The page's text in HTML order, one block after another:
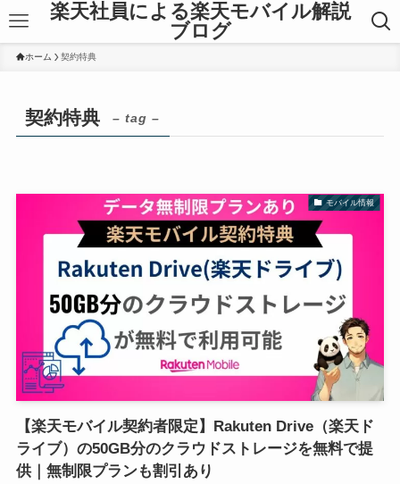
楽天社員による楽天モバイル解説
ブログ
ホーム 契約特典
契約特典 – tag –
モバイル情報
【楽天モバイル契約者限定】Rakuten Drive（楽天ド
ライブ）の50GB分のクラウドストレージを無料で提
供｜無制限プランも割引あり